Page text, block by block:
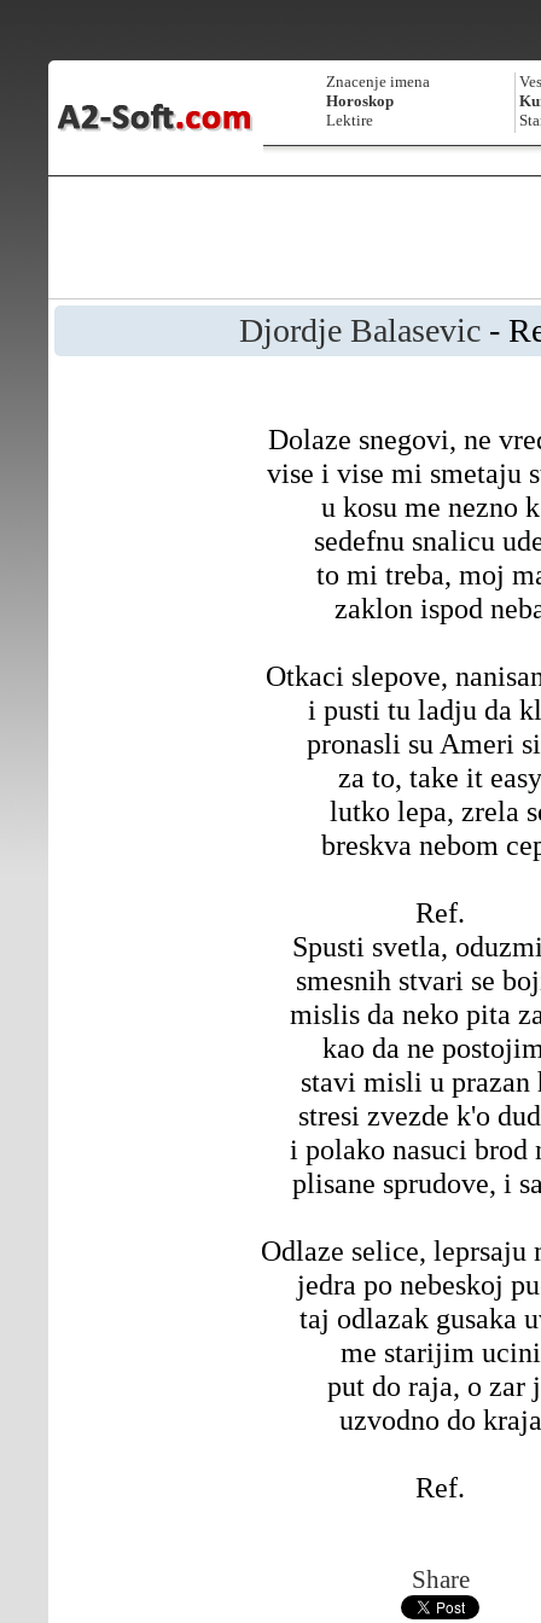
Znacenje imena
Horoskop
Lektire
Djordje Balasevic-
Dolaze snegovi, ne
vise i vise mi smetaju
u kosu me nezno
sedefnu snalicu
to mi treba, moj
zaklon ispod
Otkaci slepove,
i pusti tu ladju da
pronasli su Ameri
za to, take it easy
lutko lepa, zrela
breskva nebom
Ref.
Spusti svetla,
smesnih stvari se
mislis da neko pita
kao da ne
stavi misli u prazan
stresi zvezde k'o
i polako nasuci brod
plisane sprudove, i
Odlaze selice, leprsaju
jedra po nebeskoj
taj odlazak gusaka
me starijim ucini
put do raja, o zar
uzvodno do kraja
Ref.
Share